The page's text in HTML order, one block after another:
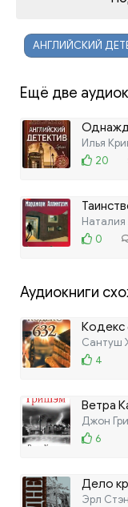
АНГЛИЙСКИЙ
Ещё две
Илья
20
Наталия
0
Аудиокниги
Кодекс
Сантуш
4
Ветра
Джон
6
Дело
Эрл